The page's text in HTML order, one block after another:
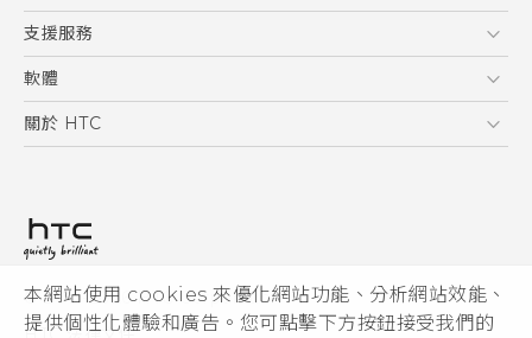
本網站使用 cookies 來優化網站功能、分析網站效能、
提供個性化體驗和廣告。您可點擊下方按鈕接受我們的
配件
購物須知
訂單管理
付款方式
支援服務
到府收送維修服務
服務中心資訊
客戶服務佈告欄
軟體
應用程式
HTC Sync Manager
關於 HTC
投資人
隱私權政策
© 2011-2026 HTC Corporation